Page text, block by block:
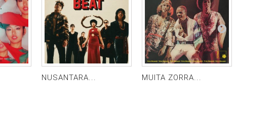
NUSANTARA... MUITA ZORRA...